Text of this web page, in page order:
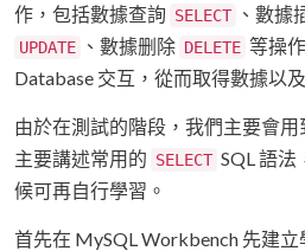
作，包括數據查詢 SELECT 、數據
UPDATE 、數據删除 DELETE 等操
Database 交互，從而取得數據以
由於在測試的階段，我們主要會用
主要講述常用的 SELECT SQL 語
候可再自行學習。
首先在 MySQL Workbench 先建立